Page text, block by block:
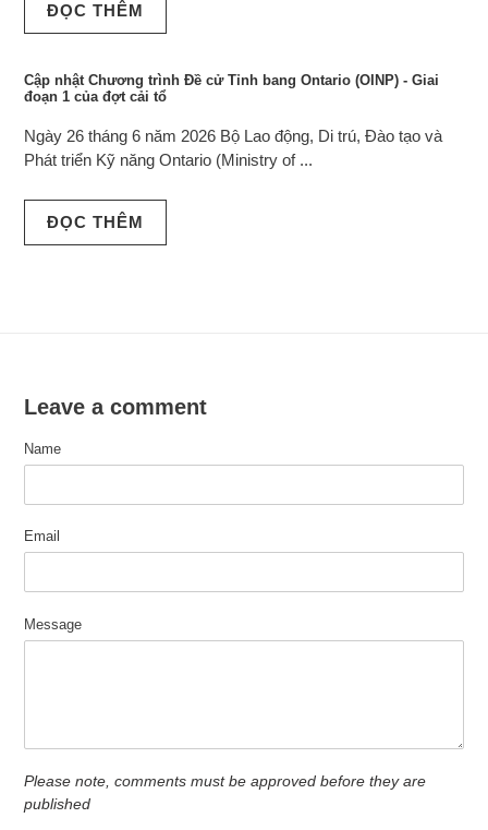
ĐỌC THÊM
Cập nhật Chương trình Đề cử Tỉnh bang Ontario (OINP) - Giai
đoạn 1 của đợt cải tổ
Ngày 26 tháng 6 năm 2026 Bộ Lao động, Di trú, Đào tạo và
Phát triển Kỹ năng Ontario (Ministry of ...
ĐỌC THÊM
Leave a comment
Name
Email
Message
Please note, comments must be approved before they are
published